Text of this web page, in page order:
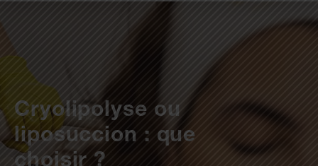
Cryolipolyse ou
liposuccion : que